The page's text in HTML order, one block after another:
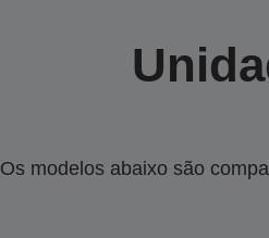
Os modelos abaixo são